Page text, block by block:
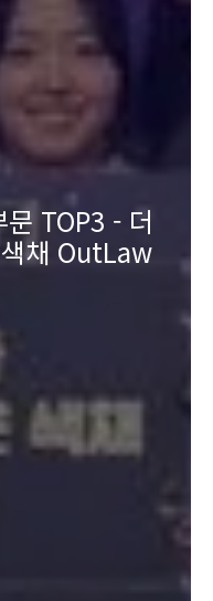
TOP3 - 더
채 OutLaw